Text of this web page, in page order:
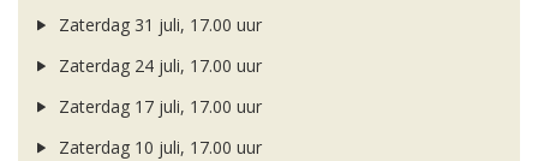
Zaterdag 31 juli, 17.00 uur
Zaterdag 24 juli, 17.00 uur
Zaterdag 17 juli, 17.00 uur
Zaterdag 10 juli, 17.00 uur